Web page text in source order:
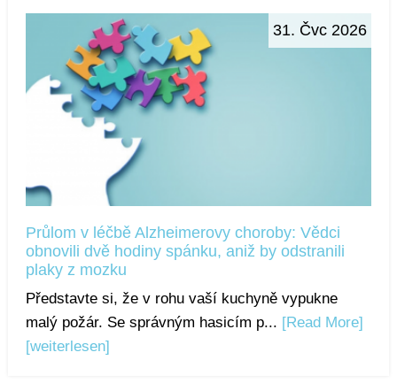
31. Čvc 2026
Průlom v léčbě Alzheimerovy choroby: Vědci
obnovili dvě hodiny spánku, aniž by odstranili
plaky z mozku
Představte si, že v rohu vaší kuchyně vypukne
malý požár. Se správným hasicím p... [Read More]
[weiterlesen]